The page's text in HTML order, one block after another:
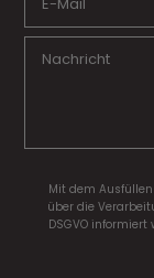
Mit dem
über die
DSGVO